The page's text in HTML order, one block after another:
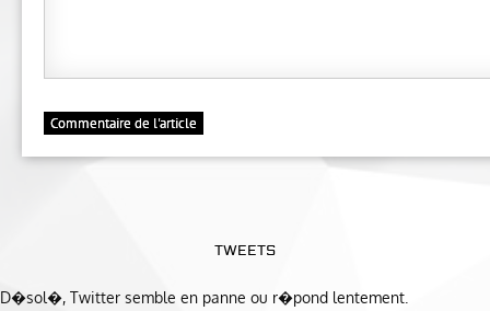
TWEETS
D�sol�, Twitter semble en panne ou r�pond lentement.